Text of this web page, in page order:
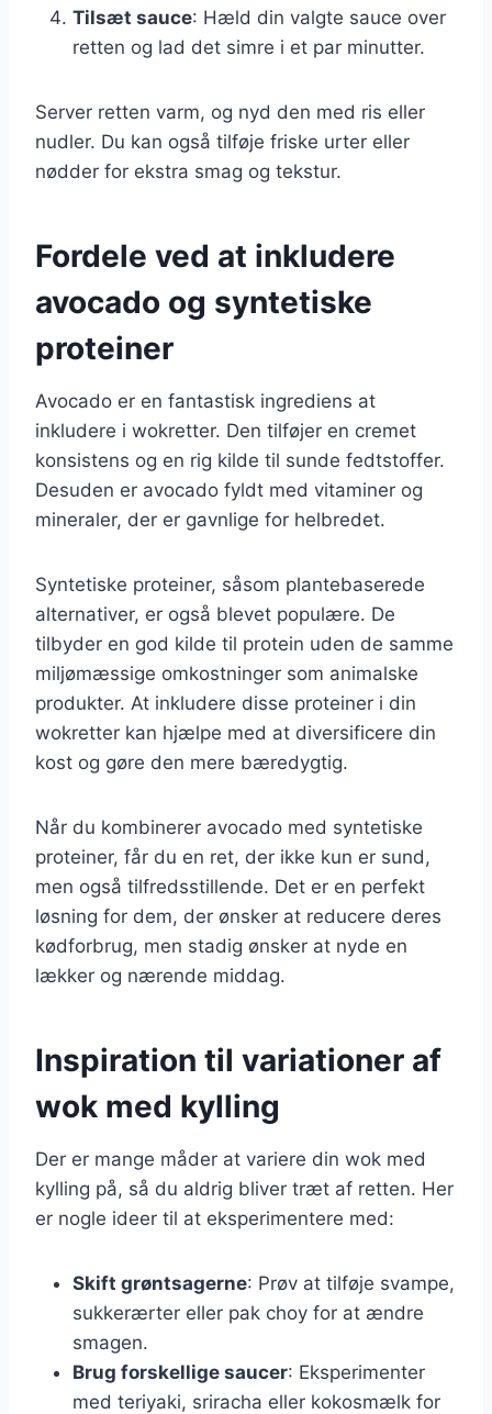
Tilsæt sauce: Hæld din valgte sauce over
retten og lad det simre i et par minutter.
Server retten varm, og nyd den med ris eller
nudler. Du kan også tilføje friske urter eller
nødder for ekstra smag og tekstur.
Fordele ved at inkludere
avocado og syntetiske
proteiner
Avocado er en fantastisk ingrediens at
inkludere i wokretter. Den tilføjer en cremet
konsistens og en rig kilde til sunde fedtstoffer.
Desuden er avocado fyldt med vitaminer og
mineraler, der er gavnlige for helbredet.
Syntetiske proteiner, såsom plantebaserede
alternativer, er også blevet populære. De
tilbyder en god kilde til protein uden de samme
miljømæssige omkostninger som animalske
produkter. At inkludere disse proteiner i din
wokretter kan hjælpe med at diversificere din
kost og gøre den mere bæredygtig.
Når du kombinerer avocado med syntetiske
proteiner, får du en ret, der ikke kun er sund,
men også tilfredsstillende. Det er en perfekt
løsning for dem, der ønsker at reducere deres
kødforbrug, men stadig ønsker at nyde en
lækker og nærende middag.
Inspiration til variationer af
wok med kylling
Der er mange måder at variere din wok med
kylling på, så du aldrig bliver træt af retten. Her
er nogle ideer til at eksperimentere med:
Skift grøntsagerne: Prøv at tilføje svampe,
sukkerærter eller pak choy for at ændre
smagen.
Brug forskellige saucer: Eksperimenter
med teriyaki, sriracha eller kokosmælk for